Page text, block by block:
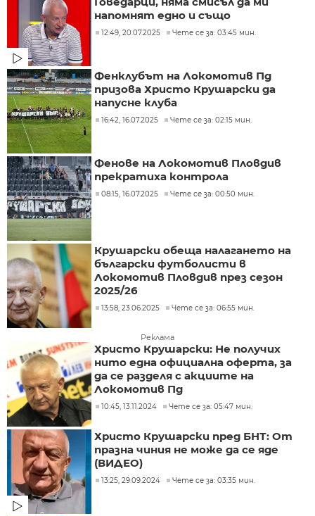
напомнят едно и също
12:49, 20.07.2025 Чете се за: 03:45 мин.
Фенклубът на Локомотив Пд
призова Христо Крушарски да
напусне клуба
16:42, 16.07.2025 Чете се за: 02:15 мин.
Фенове на Локомотив Пловдив
прекратиха контрола
08:15, 16.07.2025 Чете се за: 00:50 мин.
Крушарски обеща налагането на
български футболисти в
Локомотив Пловдив през сезон
2025/26
13:58, 23.06.2025 Чете се за: 06:55 мин.
Реклама
Христо Крушарски: Не получих
нито една официална оферта, за
да се разделя с акциите на
Локомотив Пд
10:45, 13.11.2024 Чете се за: 05:47 мин.
Христо Крушарски пред БНТ: От
празна чиния не може да се яде
(ВИДЕО)
13:25, 29.09.2024 Чете се за: 03:35 мин.